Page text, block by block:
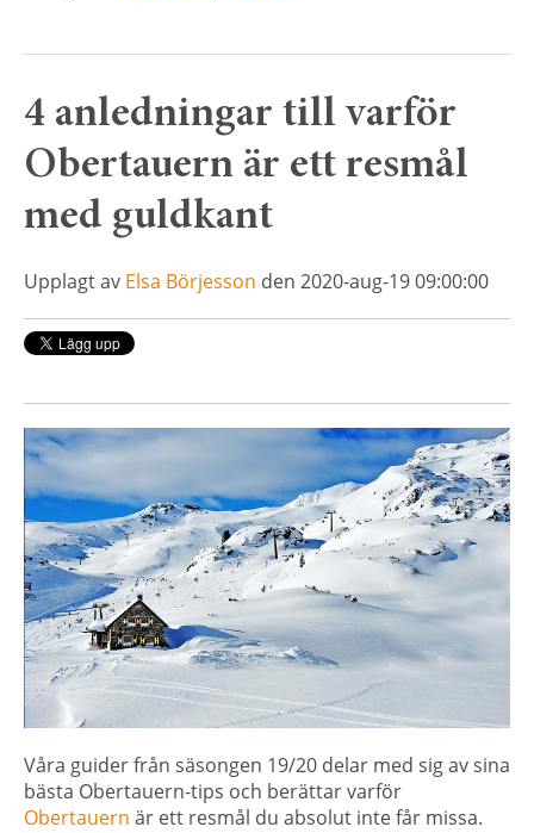
4 anledningar till varför
Obertauern är ett resmål
med guldkant
Upplagt av Elsa Börjesson den 2020-aug-19 09:00:00
Våra guider från säsongen 19/20 delar med sig av sina
bästa Obertauern-tips och berättar varför
Obertauern är ett resmål du absolut inte får missa.